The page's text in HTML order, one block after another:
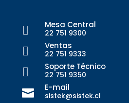
 Mesa Central
22 751 9300
 Ventas
22 751 9333
 Soporte Técnico
22 751 9350
 E-mail
sistek@sistek.cl